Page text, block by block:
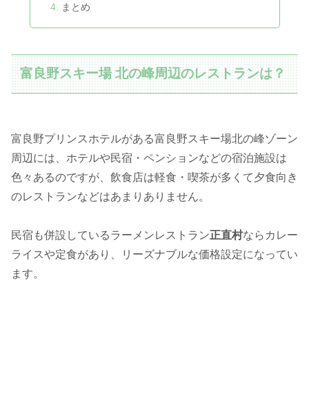
まとめ
富良野スキー場 北の峰周辺のレストランは？
富良野プリンスホテルがある富良野スキー場北の峰ゾーン
周辺には、ホテルや民宿・ペンションなどの宿泊施設は
色々あるのですが、飲食店は軽食・喫茶が多くて夕食向き
のレストランなどはあまりありません。
民宿も併設しているラーメンレストラン正直村ならカレー
ライスや定食があり、リーズナブルな価格設定になってい
ます。